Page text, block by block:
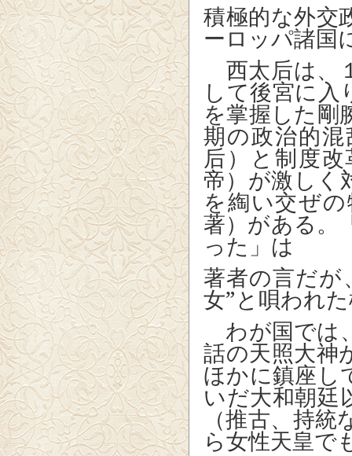
積極的な外交
ーロッパ諸国
西太后は、
して後宮に入
を掌握した剛
期の政治的
后）と制度
帝）が激しく
を綯い交ぜ
著）がある。
った」は
著者の言だが
女”と唄われ
わが国では
話の天照大神
ほかに鎮座し
いだ大和朝廷
（推古、持
ら女性天皇で